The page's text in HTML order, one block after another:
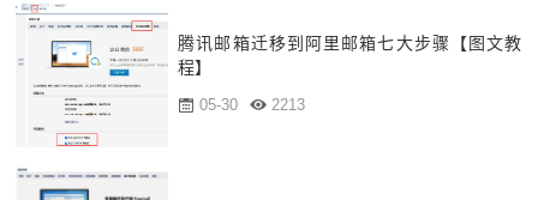
腾讯邮箱迁移到阿里邮箱七大步骤【图文教
程】
05-30 2213